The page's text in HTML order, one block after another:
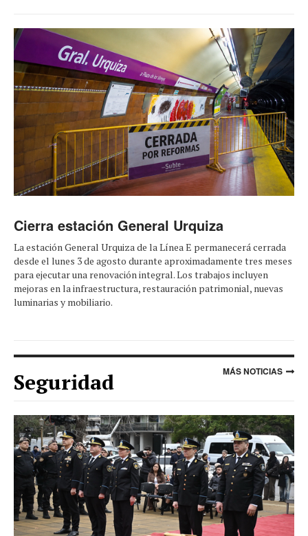
Cierra estación General Urquiza
La estación General Urquiza de la Línea E permanecerá cerrada
desde el lunes 3 de agosto durante aproximadamente tres meses
para ejecutar una renovación integral. Los trabajos incluyen
mejoras en la infraestructura, restauración patrimonial, nuevas
luminarias y mobiliario.
Seguridad MÁS NOTICIAS